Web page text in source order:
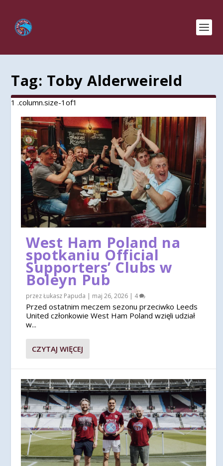
Tag: Toby Alderweireld
West Ham Poland na
spotkaniu Official
Supporters’ Clubs w
Boleyn Pub
przezŁukasz Papuda | maj 26, 2026 | 4
Przed ostatnim meczem sezonu przeciwko Leeds
United członkowie West Ham Poland wzięli udział
w...
CZYTAJ WIĘCEJ